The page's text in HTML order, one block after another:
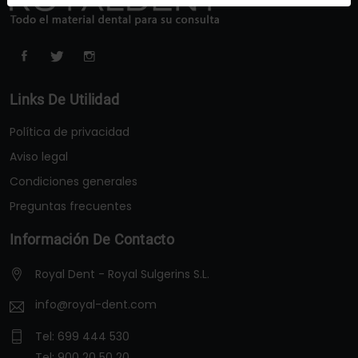
Links De Utilidad
Política de privacidad
Aviso legal
Condiciones generales
Preguntas frecuentes
Información De Contacto
Royal Dent - Royal Sulgerins S.L.
info@royal-dent.com
Tel: 699 444 530